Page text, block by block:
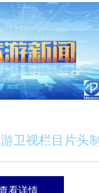
卫视栏目片头制
——广播电视节目
看详情